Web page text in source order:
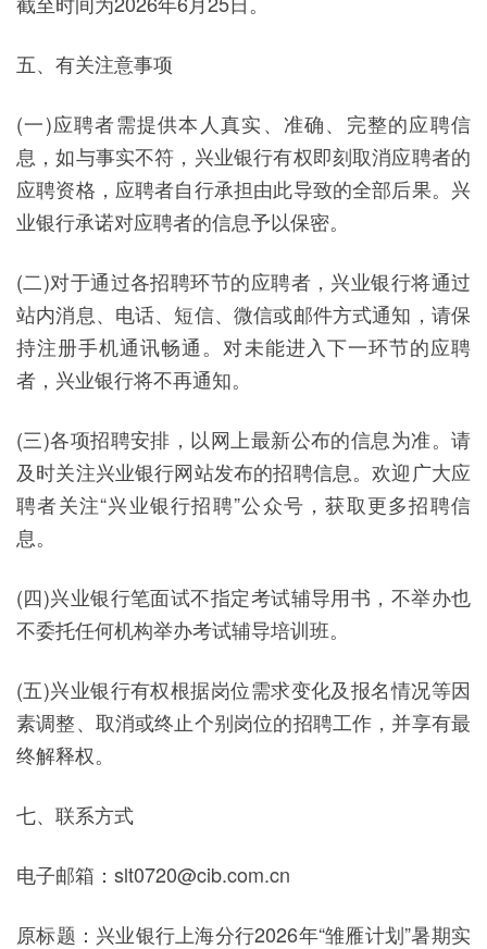
五、有关注意事项
(一)应聘者需提供本人真实、准确、完整的应聘信
息，如与事实不符，兴业银行有权即刻取消应聘者的
应聘资格，应聘者自行承担由此导致的全部后果。兴
业银行承诺对应聘者的信息予以保密。
(二)对于通过各招聘环节的应聘者，兴业银行将通过
站内消息、电话、短信、微信或邮件方式通知，请保
持注册手机通讯畅通。对未能进入下一环节的应聘
者，兴业银行将不再通知。
(三)各项招聘安排，以网上最新公布的信息为准。请
及时关注兴业银行网站发布的招聘信息。欢迎广大应
聘者关注“兴业银行招聘”公众号，获取更多招聘信
息。
(四)兴业银行笔面试不指定考试辅导用书，不举办也
不委托任何机构举办考试辅导培训班。
(五)兴业银行有权根据岗位需求变化及报名情况等因
素调整、取消或终止个别岗位的招聘工作，并享有最
终解释权。
七、联系方式
电子邮箱：slt0720@cib.com.cn
原标题：兴业银行上海分行2026年“雏雁计划”暑期实